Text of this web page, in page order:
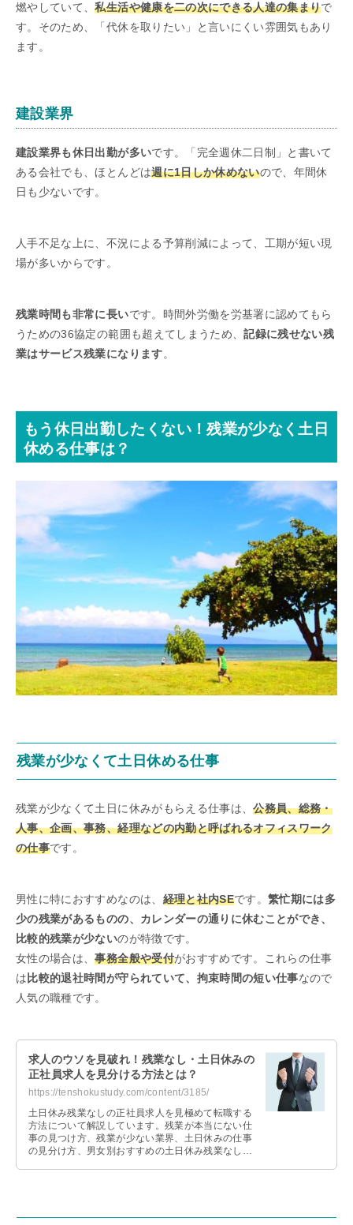
燃やしていて、私生活や健康を二の次にできる人達の集まりで
す。そのため、「代休を取りたい」と言いにくい雰囲気もあり
ます。
建設業界
建設業界も休日出勤が多いです。「完全週休二日制」と書いて
ある会社でも、ほとんどは週に1日しか休めないので、年間休
日も少ないです。
人手不足な上に、不況による予算削減によって、工期が短い現
場が多いからです。
残業時間も非常に長いです。時間外労働を労基署に認めてもら
うための36協定の範囲も超えてしまうため、記録に残せない残
業はサービス残業になります。
もう休日出勤したくない！残業が少なく土日
休める仕事は？
残業が少なくて土日休める仕事
残業が少なくて土日に休みがもらえる仕事は、公務員、総務・
人事、企画、事務、経理などの内勤と呼ばれるオフィスワーク
の仕事です。
男性に特におすすめなのは、 経理と社内SEです。繁忙期には多
少の残業があるものの、カレンダーの通りに休むことができ、
比較的残業が少ないのが特徴です。
女性の場合は、事務全般や受付がおすすめです。これらの仕事
は 比較的退社時間が守られていて、拘束時間の短い仕事なので
人気の職種です。
求人のウソを見破れ！残業なし・土日休みの
正社員求人を見分ける方法とは？
https://tenshokustudy.com/content/3185/
土日休み残業なしの正社員求人を見極めて転職する
方法について解説しています。残業が本当にない仕
事の見つけ方、残業が少ない業界、土日休みの仕事
の見分け方、男女別おすすめの土日休み残業なしの